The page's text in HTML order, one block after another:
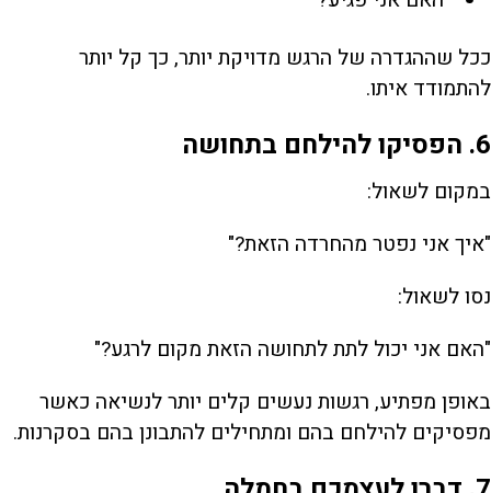
ככל שההגדרה של הרגש מדויקת יותר, כך קל יותר
להתמודד איתו.
6. הפסיקו להילחם בתחושה
במקום לשאול:
"איך אני נפטר מהחרדה הזאת?"
נסו לשאול:
"האם אני יכול לתת לתחושה הזאת מקום לרגע?"
באופן מפתיע, רגשות נעשים קלים יותר לנשיאה כאשר
מפסיקים להילחם בהם ומתחילים להתבונן בהם בסקרנות.